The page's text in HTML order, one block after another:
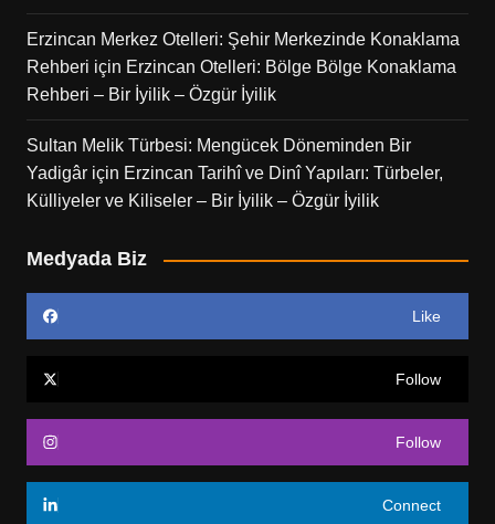
Erzincan Merkez Otelleri: Şehir Merkezinde Konaklama
Rehberi için Erzincan Otelleri: Bölge Bölge Konaklama
Rehberi – Bir İyilik – Özgür İyilik
Sultan Melik Türbesi: Mengücek Döneminden Bir
Yadigâriçin Erzincan Tarihî ve Dinî Yapıları: Türbeler,
Külliyeler ve Kiliseler – Bir İyilik – Özgür İyilik
Medyada Biz
Like
Follow
Follow
Connect